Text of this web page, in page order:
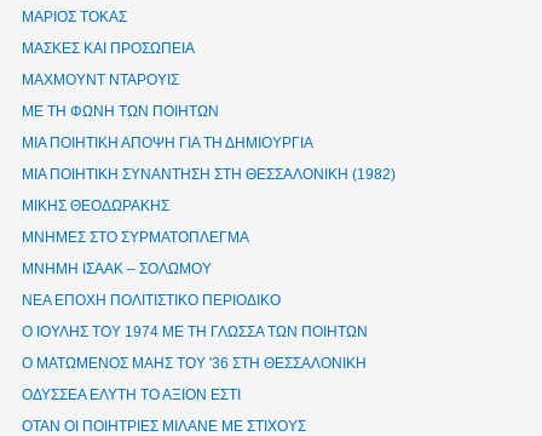
ΜΑΡΙΟΣ ΤΟΚΑΣ
ΜΑΣΚΕΣ ΚΑΙ ΠΡΟΣΩΠΕΙΑ
ΜΑΧΜΟΥΝΤ ΝΤΑΡΟΥΙΣ
ΜΕ ΤΗ ΦΩΝΗ ΤΩΝ ΠΟΙΗΤΩΝ
ΜΙΑ ΠΟΙΗΤΙΚΗ ΑΠΟΨΗ ΓΙΑ ΤΗ ΔΗΜΙΟΥΡΓΙΑ
ΜΙΑ ΠΟΙΗΤΙΚΗ ΣΥΝΑΝΤΗΣΗ ΣΤΗ ΘΕΣΣΑΛΟΝΙΚΗ (1982)
ΜΙΚΗΣ ΘΕΟΔΩΡΑΚΗΣ
ΜΝΗΜΕΣ ΣΤΟ ΣΥΡΜΑΤΟΠΛΕΓΜΑ
ΜΝΗΜΗ ΙΣΑΑΚ – ΣΟΛΩΜΟΥ
ΝΕΑ ΕΠΟΧΗ ΠΟΛΙΤΙΣΤΙΚΟ ΠΕΡΙΟΔΙΚΟ
Ο ΙΟΥΛΗΣ ΤΟΥ 1974 ΜΕ ΤΗ ΓΛΩΣΣΑ ΤΩΝ ΠΟΙΗΤΩΝ
Ο ΜΑΤΩΜΕΝΟΣ ΜΑΗΣ ΤΟΥ '36 ΣΤΗ ΘΕΣΣΑΛΟΝΙΚΗ
ΟΔΥΣΣΕΑ ΕΛΥΤΗ ΤΟ ΑΞΙΟΝ ΕΣΤΙ
ΟΤΑΝ ΟΙ ΠΟΙΗΤΡΙΕΣ ΜΙΛΑΝΕ ΜΕ ΣΤΙΧΟΥΣ